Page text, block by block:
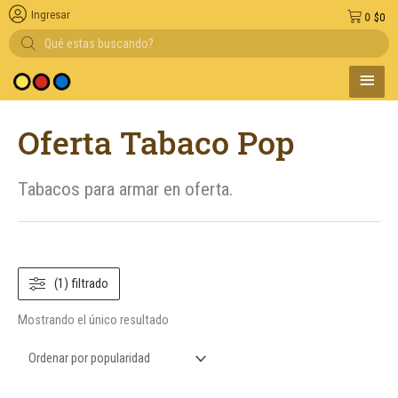
Búsqueda
de
productos
de pago
$0
0
Ingresar
MENÚ
Oferta Tabaco Pop
Tabacos para armar en oferta.
(1) filtrado
Mostrando el único resultado